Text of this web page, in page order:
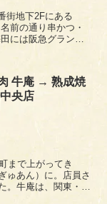
前の通り串かつ・
牛庵 → 熟成焼
央店
まで上がってき
ゅあん）に。店員さ
。牛庵は、関東・静
焼肉倶楽部...